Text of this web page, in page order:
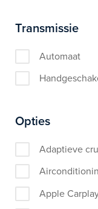
Transmissie
Automaat
Opties
Adaptieve
Apple